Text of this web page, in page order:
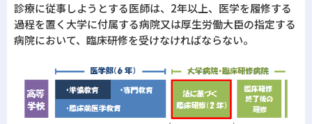
診療に従事しようとする医師は、2年以上、医学を履修する
過程を置く大学に付属する病院又は厚生労働大臣の指定する
病院において、臨床研修を受けなければならない。